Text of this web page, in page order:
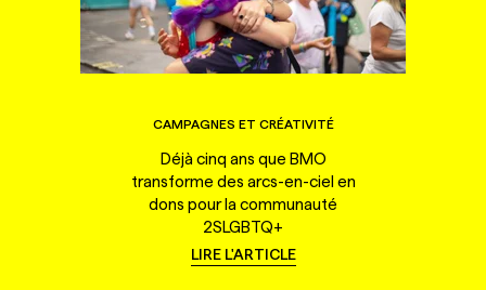
CAMPAGNES ET CRÉATIVITÉ
Déjà cinq ans que BMO
transforme des arcs-en-ciel en
dons pour la communauté
2SLGBTQ+
LIRE L'ARTICLE